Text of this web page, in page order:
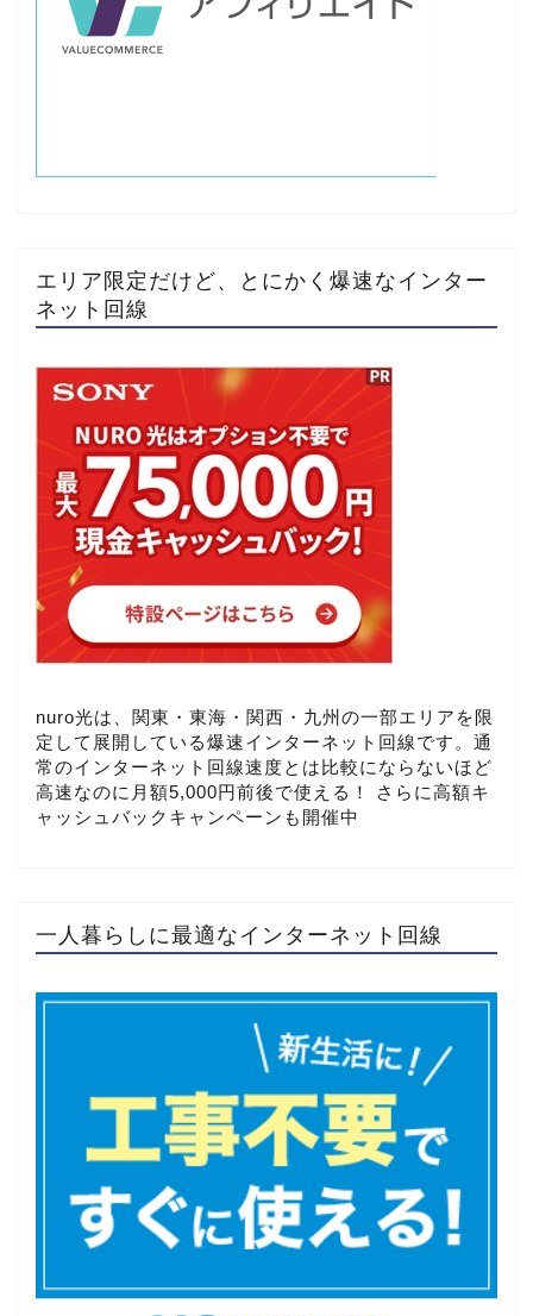
エリア限定だけど、とにかく爆速なインター
ネット回線
nuro光は、関東・東海・関西・九州の一部エリアを限
定して展開している爆速インターネット回線です。通
常のインターネット回線速度とは比較にならないほど
高速なのに月額5,000円前後で使える！ さらに高額キ
ャッシュバックキャンペーンも開催中
一人暮らしに最適なインターネット回線